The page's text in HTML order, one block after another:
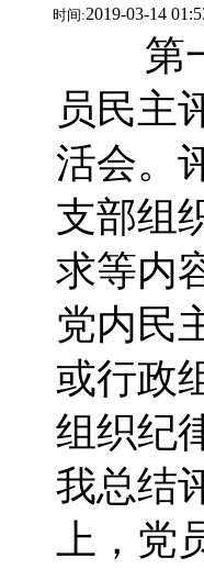
时间:2019-03-14
第一
员民主
活会。
支部组
求等内
党内民
或行政
组织纪
我总结
上，